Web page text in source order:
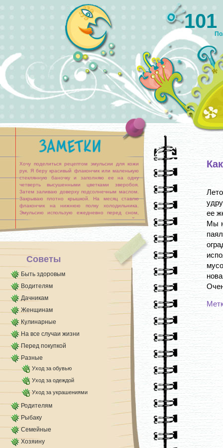
Хочу поделиться рецептом эмульсии для кожи
рук. Я беру красивый флакончик или маленькую
стеклянную баночку и заполняю ее на одну
четверть высушенными цветками зверобоя.
Затем заливаю доверху подсолнечным маслом.
Закрываю плотно крышкой. На месяц ставлю
флакончик на нижнюю полку холодильника.
Эмульсию использую ежедневно перед сном,
смазывая руки от кончиков пальцев до локтей .
Кожа становится [...]
Советы
Быть здоровым
Водителям
Дачникам
Женщинам
Кулинарные
На все случаи жизни
Перед покупкой
Разные
Уход за обувью
Уход за одеждой
Уход за украшениями
Родителям
Рыбаку
Семейные
Хозяину
ее
Мы